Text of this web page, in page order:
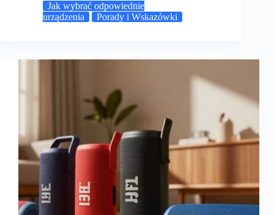
Jak wybrać odpowiednie
urządzenia
Porady i Wskazówki